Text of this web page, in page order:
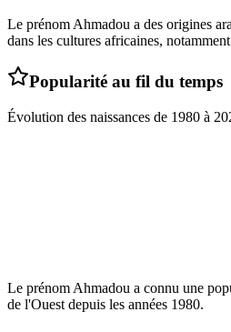
Le prénom Ahmadou a des origines
dans les cultures africaines,
Popularité au fil du temps
Évolution des naissances de 1980 à
Le prénom Ahmadou a connu une
de l'Ouest depuis les années 1980.